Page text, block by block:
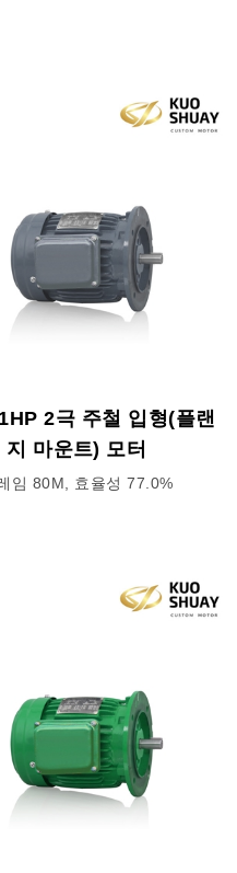
2극 주철 입형(플랜
지 마운트) 모터
임 80M, 효율성 77.0%